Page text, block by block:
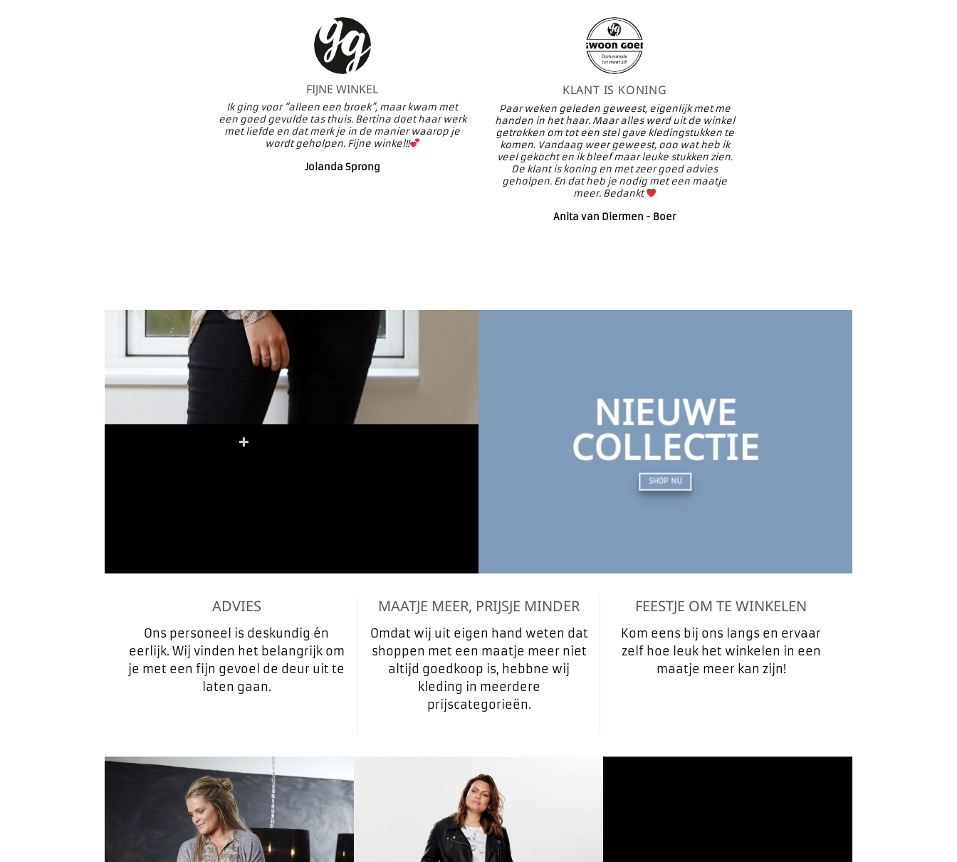
FIJNE WINKEL
Ik ging voor “alleen een broek”, maar kwam met
een goed gevulde tas thuis. Bertina doet haar werk
met liefde en dat merk je in de manier waarop je
wordt geholpen. Fijne winkel!!
Jolanda Sprong
KLANT IS KONING
Paar weken geleden geweest, eigenlijk met me
handen in het haar. Maar alles werd uit de winkel
getrokken om tot een stel gave kledingstukken te
komen. Vandaag weer geweest, ooo wat heb ik
veel gekocht en ik bleef maar leuke stukken zien.
De klant is koning en met zeer goed advies
geholpen. En dat heb je nodig met een maatje
meer. Bedankt
Anita van Diermen - Boer
NIEUWE
COLLECTIE
SHOP NU
ADVIES
Ons personeel is deskundig én
eerlijk. Wij vinden het belangrijk om
je met een fijn gevoel de deur uit te
laten gaan.
MAATJE MEER, PRIJSJE MINDER
Omdat wij uit eigen hand weten dat
shoppen met een maatje meer niet
altijd goedkoop is, hebbne wij
kleding in meerdere
prijscategorieën.
FEESTJE OM TE WINKELEN
Kom eens bij ons langs en ervaar
zelf hoe leuk het winkelen in een
maatje meer kan zijn!